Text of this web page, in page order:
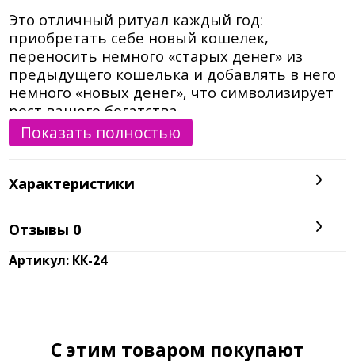
Это отличный ритуал каждый год:
приобретать себе новый кошелек,
переносить немного «старых денег» из
предыдущего кошелька и добавлять в него
немного «новых денег», что символизирует
рост вашего богатства.
Внутри этого кошелька скрыта мантра
для хранения кредитной карты, чеков,
удостоверения личности или монет. Его
делает его идеальным кошельком для
путешествий. Благодаря плоской форме он
не громоздкий и не займет слишком много
Показать полностью
Характеристики
Отзывы 0
Артикул: КК-24
C этим товаром покупают